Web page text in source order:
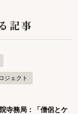
記事
ジェクト
寺務局：「僧侶とケ